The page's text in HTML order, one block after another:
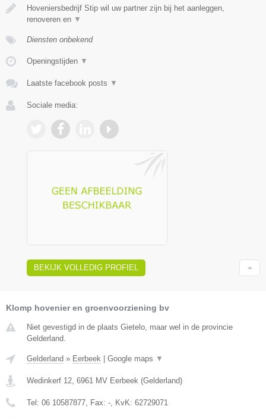
Hoveniersbedrijf Stip wil uw partner zijn bij het aanleggen,
renoveren en ▼
Diensten onbekend
Openingstijden ▼
Laatste facebook posts ▼
Sociale media:
BEKIJK VOLLEDIG PROFIEL
Klomp hovenier en groenvoorziening bv
Niet gevestigd in de plaats Gietelo, maar wel in de provincie
Gelderland.
Gelderland » Eerbeek Google maps ▼
Wedinkerf 12 6961 MV Eerbeek (Gelderland)
Tel: 06 10587877 , Fax: - , KvK: 62729071